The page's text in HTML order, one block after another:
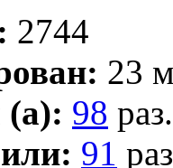
2744
23
(а): 98 раз.
91